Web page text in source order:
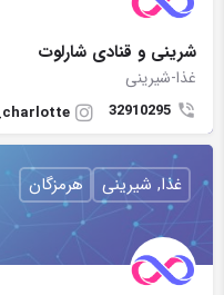
شرينى و قنادى شارلوت
غذا-شیرینی
32910295
غذا, شیرینی هرمزگان